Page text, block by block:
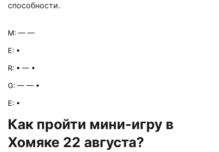
способности.
M: — —
E: •
R: • — •
G: — — •
E: •
Как пройти мини-игру в
Хомяке 22 августа?